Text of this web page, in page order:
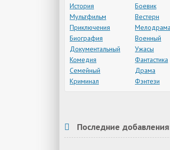
История
Боевик
Мультфильм
Вестерн
Приключения
Мелодрама
Биография
Военный
Документальный
Ужасы
Комедия
Фантастика
Семейный
Драма
Криминал
Фэнтези
Последние